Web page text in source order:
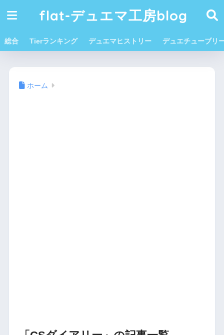
flat-デュエマ工房blog
総合 Tierランキング デュエマヒストリー デュエチューブリ
ホーム